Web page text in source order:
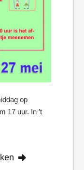
op
17 uur. In ’t